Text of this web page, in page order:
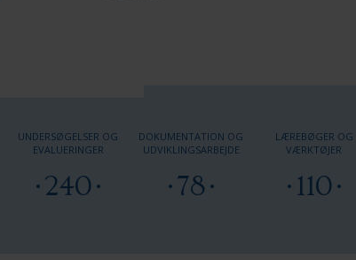
UNDERSØGELSER OG
EVALUERINGER
240
DOKUMENTATION OG
UDVIKLINGSARBEJDE
78
LÆREBØGER OG
VÆRKTØJER
110